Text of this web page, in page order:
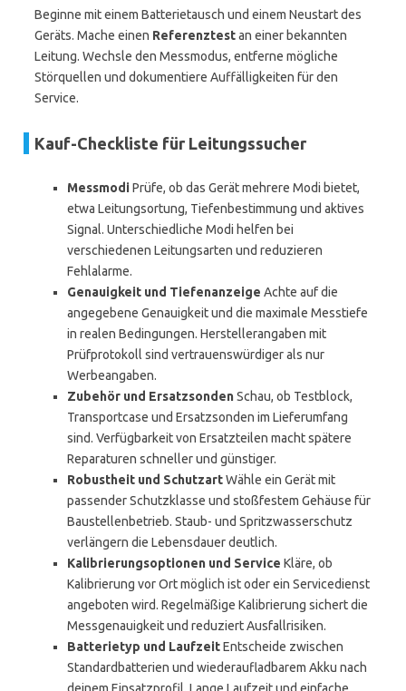
Beginne mit einem Batterietausch und einem Neustart des
Geräts. Mache einen Referenztestan einer bekannten
Leitung. Wechsle den Messmodus, entferne mögliche
Störquellen und dokumentiere Auffälligkeiten für den
Service.
Kauf-Checkliste für Leitungssucher
MessmodiPrüfe, ob das Gerät mehrere Modi bietet,
etwa Leitungsortung, Tiefenbestimmung und aktives
Signal. Unterschiedliche Modi helfen bei
verschiedenen Leitungsarten und reduzieren
Fehlalarme.
Genauigkeit und Tiefenanzeige Achte auf die
angegebene Genauigkeit und die maximale Messtiefe
in realen Bedingungen. Herstellerangaben mit
Prüfprotokoll sind vertrauenswürdiger als nur
Werbeangaben.
Zubehör und ErsatzsondenSchau, ob Testblock,
Transportcase und Ersatzsonden im Lieferumfang
sind. Verfügbarkeit von Ersatzteilen macht spätere
Reparaturen schneller und günstiger.
Robustheit und SchutzartWähle ein Gerät mit
passender Schutzklasse und stoßfestem Gehäuse für
Baustellenbetrieb. Staub- und Spritzwasserschutz
verlängern die Lebensdauer deutlich.
Kalibrierungsoptionen und Service Kläre, ob
Kalibrierung vor Ort möglich ist oder ein Servicedienst
angeboten wird. Regelmäßige Kalibrierung sichert die
Messgenauigkeit und reduziert Ausfallrisiken.
Batterietyp und LaufzeitEntscheide zwischen
Standardbatterien und wiederaufladbarem Akku nach